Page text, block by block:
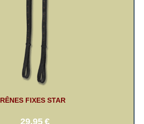
RÊNES FIXES STAR
29,95 €